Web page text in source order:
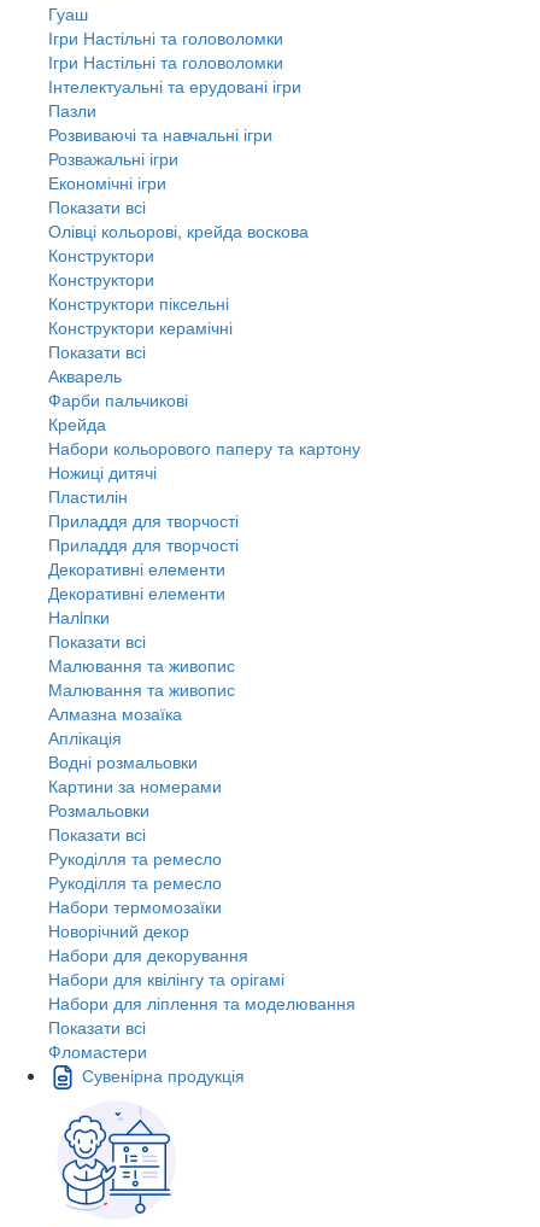
Гуаш
Ігри Настільні та головоломки
Ігри Настільні та головоломки
Інтелектуальні та ерудовані ігри
Пазли
Розвиваючі та навчальні ігри
Розважальні ігри
Економічні ігри
Показати всі
Олівці кольорові, крейда воскова
Конструктори
Конструктори
Конструктори піксельні
Конструктори керамічні
Показати всі
Акварель
Фарби пальчикові
Крейда
Набори кольорового паперу та картону
Ножиці дитячі
Пластилін
Приладдя для творчості
Приладдя для творчості
Декоративні елементи
Декоративні елементи
Налiпки
Показати всі
Малювання та живопис
Малювання та живопис
Алмазна мозаїка
Аплікація
Водні розмальовки
Картини за номерами
Розмальовки
Показати всі
Рукоділля та ремесло
Рукоділля та ремесло
Набори термомозаїки
Новорічний декор
Набори для декорування
Набори для квілінгу та орігамі
Набори для ліплення та моделювання
Показати всі
Фломастери
Сувенірна продукція